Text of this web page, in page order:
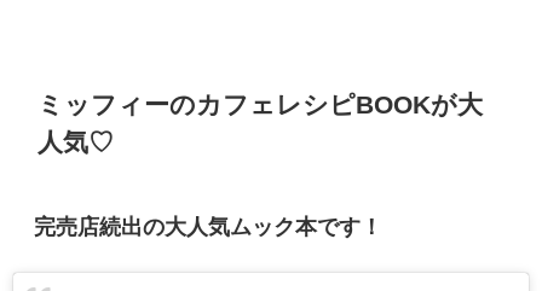
ミッフィーのカフェレシピBOOKが大
人気♡
完売店続出の大人気ムック本です！